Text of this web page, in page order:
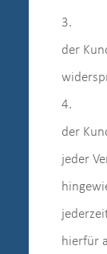
3.
der
4.
der
jeder
hierfür